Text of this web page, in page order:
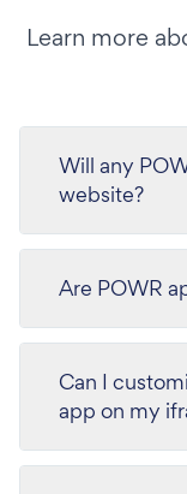
Learn more
Will any
website?
Are POWR
Can I
app on my